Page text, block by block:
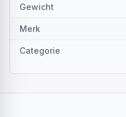
Gewicht
Merk
Categorie